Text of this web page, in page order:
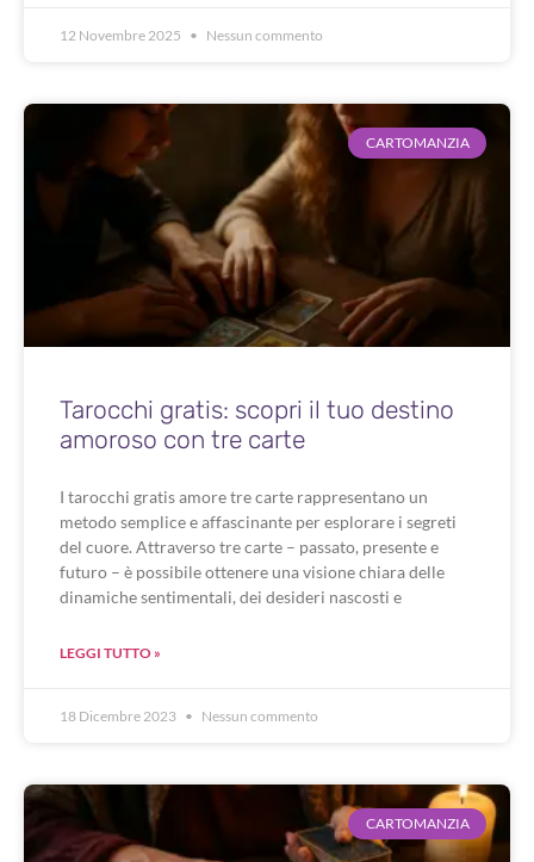
12 Novembre 2025 Nessun commento
CARTOMANZIA
Tarocchi gratis: scopri il tuo destino
amoroso con tre carte
I tarocchi gratis amore tre carte rappresentano un
metodo semplice e affascinante per esplorare i segreti
del cuore. Attraverso tre carte – passato, presente e
futuro – è possibile ottenere una visione chiara delle
dinamiche sentimentali, dei desideri nascosti e
LEGGI TUTTO »
18 Dicembre 2023 Nessun commento
CARTOMANZIA